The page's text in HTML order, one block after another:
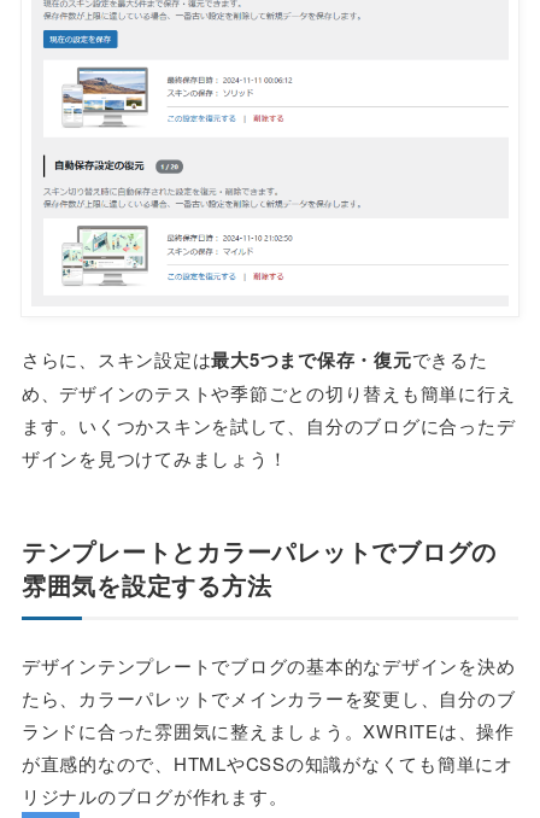
さらに、スキン設定は最大5つまで保存・復元できるた
め、デザインのテストや季節ごとの切り替えも簡単に行え
ます。いくつかスキンを試して、自分のブログに合ったデ
ザインを見つけてみましょう！
テンプレートとカラーパレットでブログの
雰囲気を設定する方法
デザインテンプレートでブログの基本的なデザインを決め
たら、カラーパレットでメインカラーを変更し、自分のブ
ランドに合った雰囲気に整えましょう。XWRITEは、操作
が直感的なので、HTMLやCSSの知識がなくても簡単にオ
リジナルのブログが作れます。